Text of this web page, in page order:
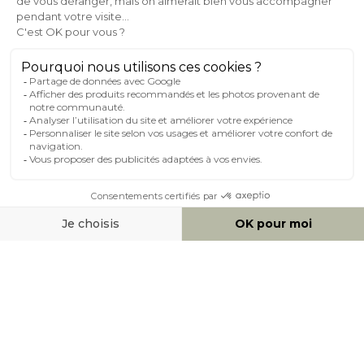
AIDE & CONTACT